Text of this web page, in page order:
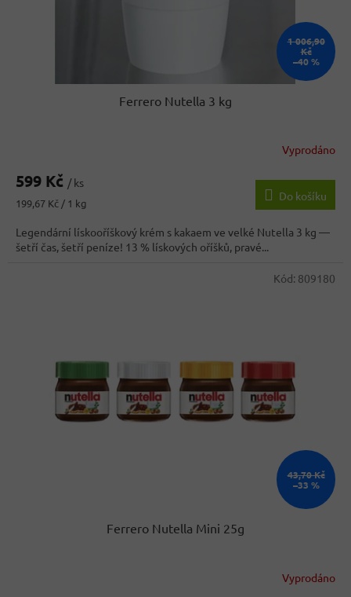
1 006,90
Kč
–40 %
Ferrero Nutella 3 kg
produktu
3,8
z
5
hvězdiček.
Vyprodáno
599 Kč / ks
Měrná
199,67 Kč / 1 kg
Do košíku
Legendární lískooříškový krém s kakaem ve velké Nutella 3 kg —
šetří čas, šetří peníze! 13 % lískových oříšků, pravé...
43,70 Kč
–33 %
Ferrero Nutella Mini 25g
Vyprodáno
Kód: 809180